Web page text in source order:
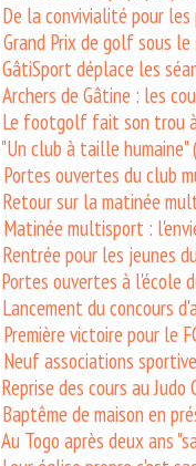
De la convivialité pour
Grand Prix de golf sous
GâtiSport déplace les
Archers de Gâtine : les
Le footgolf fait son trou
"Un club à taille humaine"
Portes ouvertes du club
Retour sur la matinée
Matinée multisport :
Rentrée pour les jeunes
Portes ouvertes à l'école
Lancement du concours
Première victoire pour le
Neuf associations
Reprise des cours au Judo
Baptême de maison en
Au Togo après deux ans